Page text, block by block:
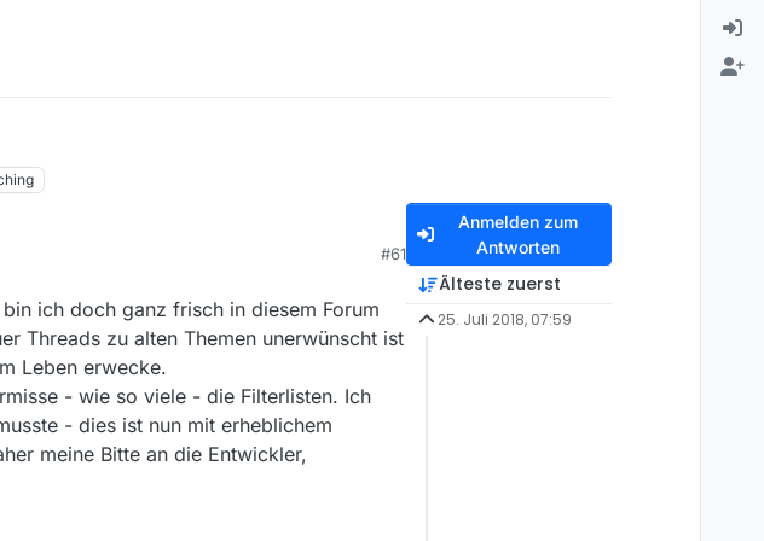
#61
ich doch ganz frisch in diesem Forum
Threads zu alten Themen unerwünscht ist
Leben erwecke.
- wie so viele - die Filterlisten. Ich
- dies ist nun mit erheblichem
meine Bitte an die Entwickler,
Anmelden zum
Antworten
Älteste zuerst
25. Juli 2018, 07:59